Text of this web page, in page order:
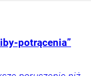
potrącenia”